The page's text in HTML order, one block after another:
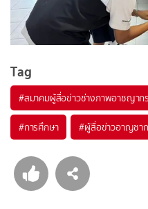
Tag
#สมาคมผู้สื่อข่าวช่างภาพอาชญาก
#การศึกษา #ผู้สื่อข่าวอาญชา